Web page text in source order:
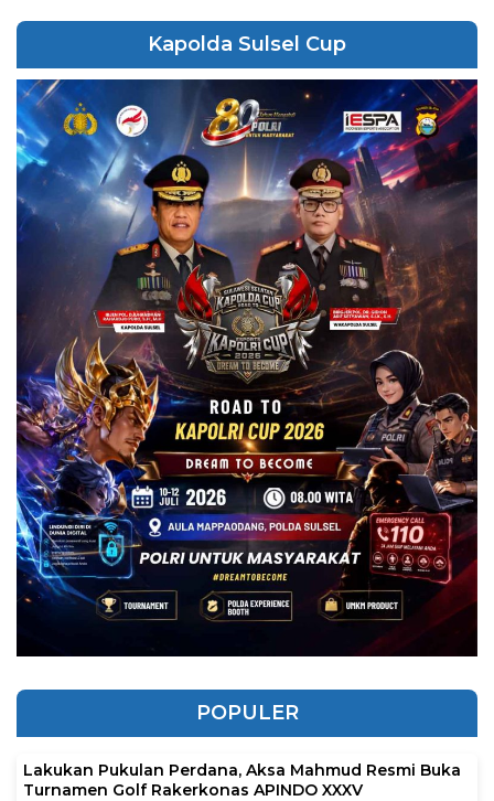
Kapolda Sulsel Cup
POPULER
Lakukan Pukulan Perdana, Aksa Mahmud Resmi Buka
Turnamen Golf Rakerkonas APINDO XXXV